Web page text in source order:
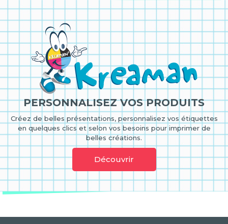
PERSONNALISEZ VOS PRODUITS
Créez de belles présentations, personnalisez vos étiquettes
en quelques clics et selon vos besoins pour imprimer de
belles créations.
Découvrir